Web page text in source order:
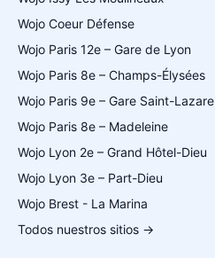
Wojo Coeur Défense
Wojo Paris 12e – Gare de Lyon
Wojo Paris 8e – Champs-Élysées
Wojo Paris 9e – Gare Saint-Lazare
Wojo Paris 8e – Madeleine
Wojo Lyon 2e – Grand Hôtel-Dieu
Wojo Lyon 3e – Part-Dieu
Wojo Brest - La Marina
Todos nuestros sitios →